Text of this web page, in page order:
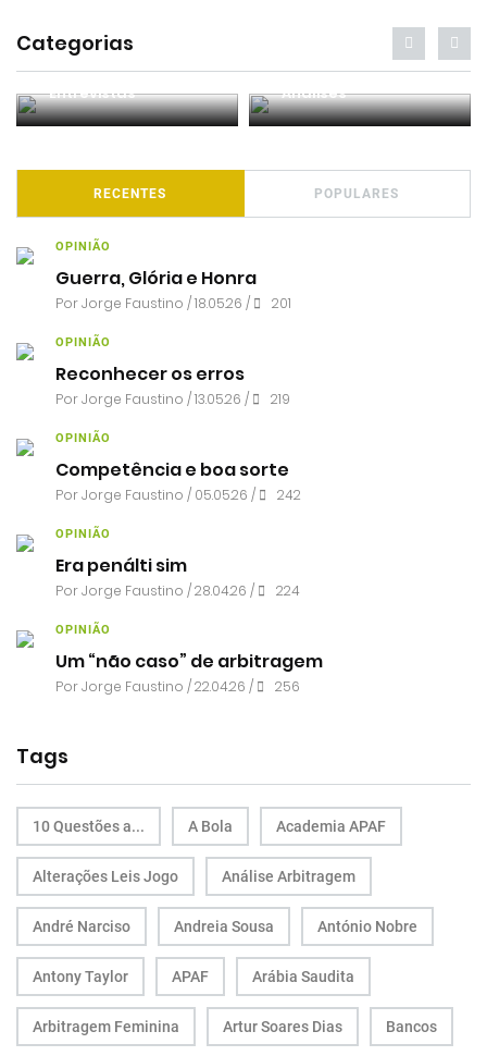
Categorias
Entrevistas Análises
RECENTES POPULARES
OPINIÃO
Guerra, Glória e Honra
PorJorge Faustino / 18.05.26 / 201
OPINIÃO
Reconhecer os erros
PorJorge Faustino / 13.05.26 / 219
OPINIÃO
Competência e boa sorte
PorJorge Faustino / 05.05.26 / 242
OPINIÃO
Era penálti sim
PorJorge Faustino / 28.04.26 / 224
OPINIÃO
Um “não caso” de arbitragem
PorJorge Faustino / 22.04.26 / 256
Tags
10 Questões a... A Bola Academia APAF
Alterações Leis Jogo Análise Arbitragem
André Narciso Andreia Sousa António Nobre
Antony Taylor APAF Arábia Saudita
Arbitragem Feminina Artur Soares Dias Bancos